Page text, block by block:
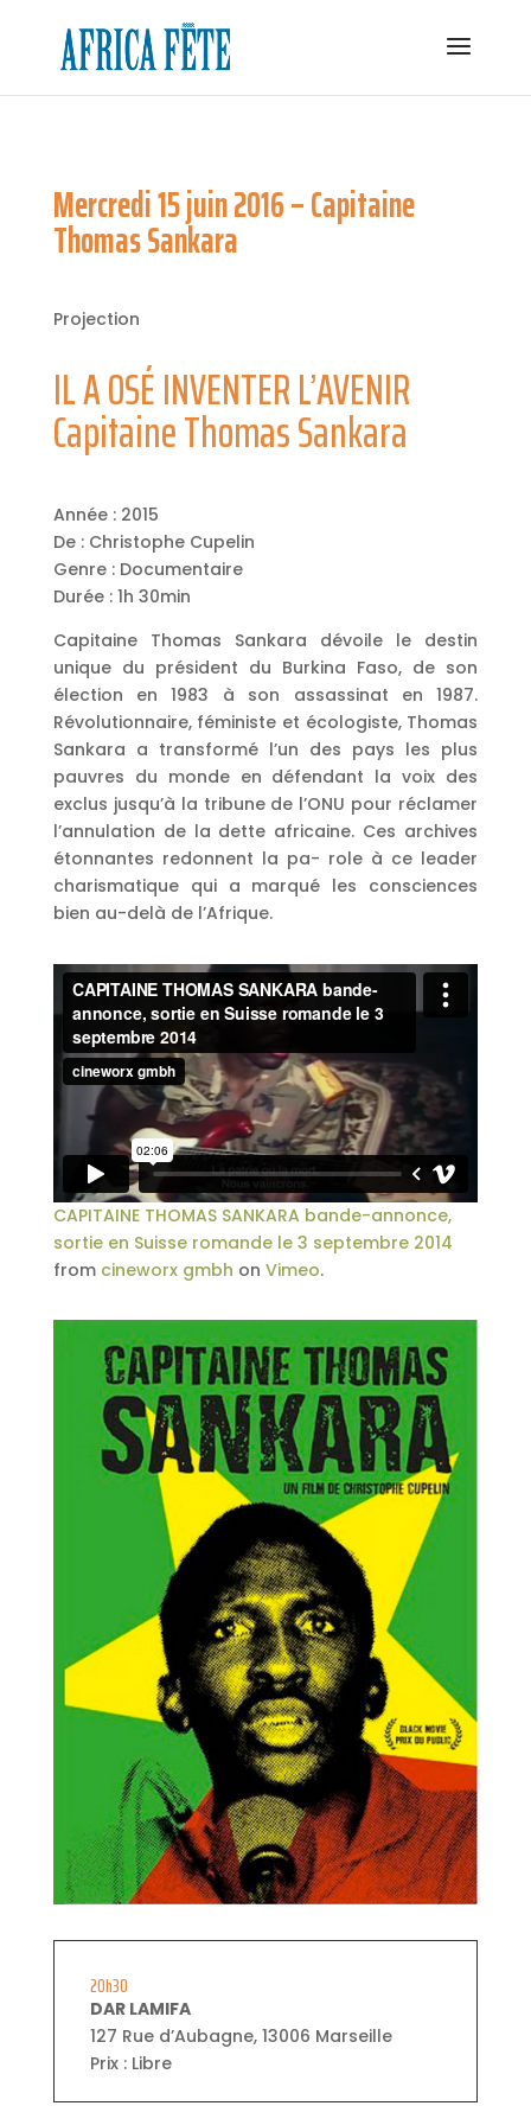
Mercredi 15 juin 2016 – Capitaine
Thomas Sankara
Projection
IL A OSÉ INVENTER L’AVENIR
Capitaine Thomas Sankara
Année : 2015
De : Christophe Cupelin
Genre : Documentaire
Durée : 1h 30min
Capitaine Thomas Sankara dévoile le destin
unique du président du Burkina Faso, de son
élection en 1983 à son assassinat en 1987.
Révolutionnaire, féministe et écologiste, Thomas
Sankara a transformé l’un des pays les plus
pauvres du monde en défendant la voix des
exclus jusqu’à la tribune de l’ONU pour réclamer
l’annulation de la dette africaine. Ces archives
étonnantes redonnent la pa- role à ce leader
charismatique qui a marqué les consciences
bien au-delà de l’Afrique.
CAPITAINE THOMAS SANKARA bande-annonce,
sortie en Suisse romande le 3 septembre 2014
from cineworx gmbh on Vimeo.
20h30
DAR LAMIFA
127 Rue d’Aubagne, 13006 Marseille
Prix : Libre